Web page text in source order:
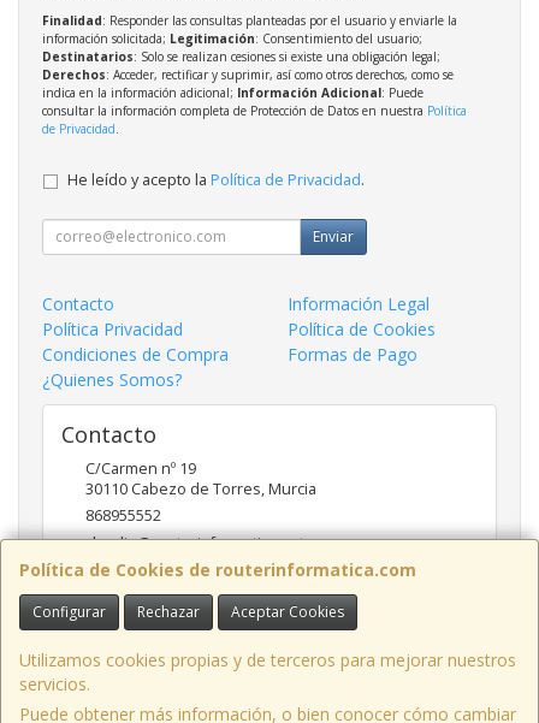
Política de Cookies de routerinformatica.com
Configurar Rechazar Aceptar Cookies
Utilizamos cookies propias y de terceros para mejorar nuestros
servicios.
Puede obtener más información, o bien conocer cómo cambiar
Finalidad: Responder las consultas planteadas por el usuario y enviarle la
información solicitada; Legitimación: Consentimiento del usuario;
Destinatarios: Solo se realizan cesiones si existe una obligación legal;
Derechos: Acceder, rectificar y suprimir, así como otros derechos, como se
indica en la información adicional; Información Adicional: Puede
consultar la información completa de Protección de Datos en nuestra Política
de Privacidad
He leído y acepto la Política de Privacidad.
Enviar
Contacto
Información Legal
Política Privacidad
Política de Cookies
Condiciones de Compra
Formas de Pago
¿Quienes Somos?
Contacto
C/Carmen nº 19
30110 Cabezo de Torres,Murcia
868955552
claudio@routerinformatica.net
Horario
Lunes a Viernes de 9:00 - 13:45 y 17:00 - 20:30